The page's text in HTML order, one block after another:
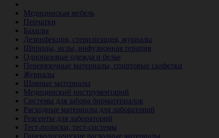
Медицинская мебель
Перчатки
Бахилы
Дезинфекция, стерилизация, журналы
Шприцы, иглы, инфузионная терапия
Одноразовые одежда и белье
Перевязочные материалы, спиртовые салфетки
Журналы
Шовные материалы
Медицинский инструментарий
Системы для забора биоматериалов
Расходные материалы для лабораторий
Реагенты для лабораторий
Тест-полоски, тест-системы
Гинекологические расходные материалы